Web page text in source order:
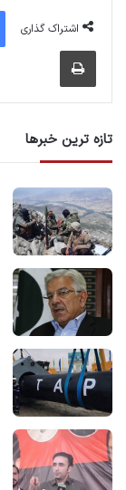
اشتراک گذاری
چاپ
تازه ترین خبرها